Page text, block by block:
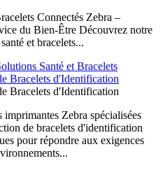
Connectés Zebra –
du Bien-Être Découvrez notre
et bracelets...
Santé et Bracelets
Bracelets d'Identification
Bracelets d'Identification
imprimantes Zebra spécialisées
de bracelets d'identification
pour répondre aux exigences